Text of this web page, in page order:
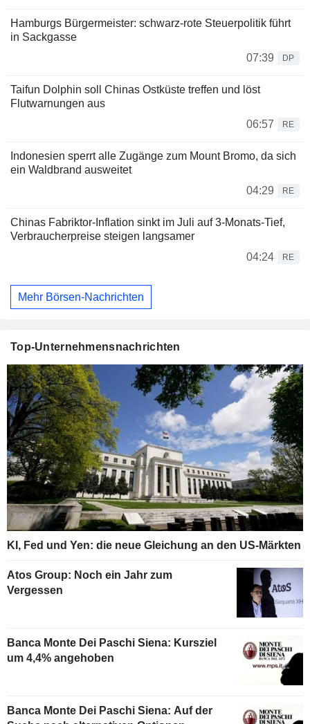
Hamburgs Bürgermeister: schwarz-rote Steuerpolitik führt
in Sackgasse
07:39
DP
Taifun Dolphin soll Chinas Ostküste treffen und löst
Flutwarnungen aus
06:57
RE
Indonesien sperrt alle Zugänge zum Mount Bromo, da sich
ein Waldbrand ausweitet
04:29
RE
Chinas Fabriktor-Inflation sinkt im Juli auf 3-Monats-Tief,
Verbraucherpreise steigen langsamer
04:24
RE
Mehr Börsen-Nachrichten
Top-Unternehmensnachrichten
KI, Fed und Yen: die neue Gleichung an den US-Märkten
Atos Group: Noch ein Jahr zum
Vergessen
Banca Monte Dei Paschi Siena: Kursziel
um 4,4% angehoben
Banca Monte Dei Paschi Siena: Auf der